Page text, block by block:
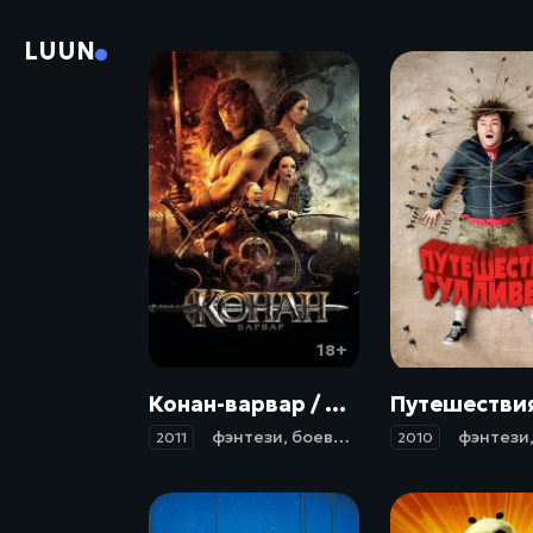
LUUN
18+
Конан-варвар / Conan the Barbarian (2011)
2011 фэнтези, боевик приключения
2010 фэнтези,